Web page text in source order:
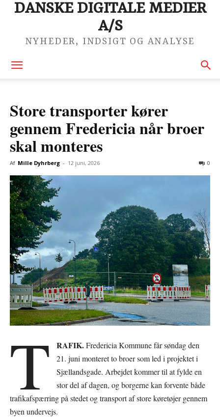
DANSKE DIGITALE MEDIER
A/S
NYHEDER, INDSIGT OG ANALYSE
Store transporter kører
gennem Fredericia når broer
skal monteres
Af Mille Dyhrberg - 12 juni, 2026 0
T RAFIK.Fredericia Kommune får søndag den
21. juni monteret to broer som led i projektet i
Sjællandsgade. Arbejdet kommer til at fylde en
stor del af dagen, og borgerne kan forvente både
trafikafspærring på stedet og transport af store køretøjer gennem
byen undervejs.